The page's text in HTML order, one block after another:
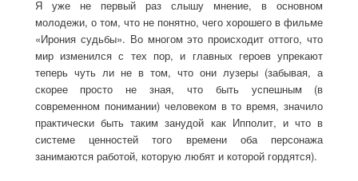
Я уже не первый раз слышу мнение, в основном
молодежи, о том, что не понятно, чего хорошего в фильме
«Ирония судьбы». Во многом это происходит оттого, что
мир изменился с тех пор, и главных героев упрекают
теперь чуть ли не в том, что они лузеры (забывая, а
скорее просто не зная, что быть успешным (в
современном понимании) человеком в то время, значило
практически быть таким занудой как Ипполит, и что в
системе ценностей того времени оба персонажа
занимаются работой, которую любят и которой гордятся).